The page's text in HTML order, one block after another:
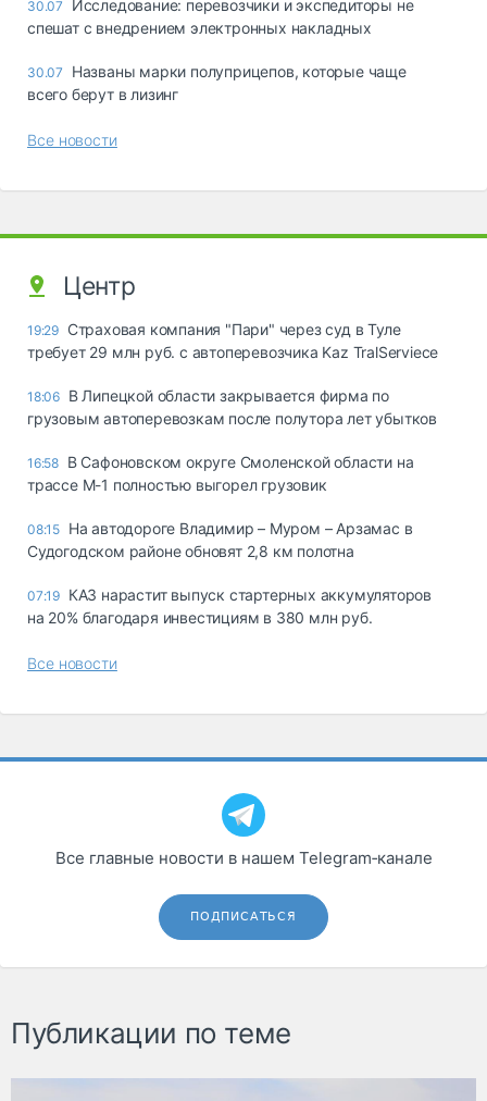
30.07
Исследование: перевозчики и экспедиторы не
спешат с внедрением электронных накладных
30.07
Названы марки полуприцепов, которые чаще
всего берут в лизинг
Все новости
Центр
19:29 Страховая компания "Пари" через суд в Туле
требует 29 млн руб. с автоперевозчика Kaz TralServiece
18:06 В Липецкой области закрывается фирма по
грузовым автоперевозкам после полутора лет убытков
16:58 В Сафоновском округе Смоленской области на
трассе М-1 полностью выгорел грузовик
08:15 На автодороге Владимир – Муром – Арзамас в
Судогодском районе обновят 2,8 км полотна
07:19 КАЗ нарастит выпуск стартерных аккумуляторов
на 20% благодаря инвестициям в 380 млн руб.
Все новости
Все главные новости в нашем Telegram‑канале
ПОДПИСАТЬСЯ
Публикации по теме